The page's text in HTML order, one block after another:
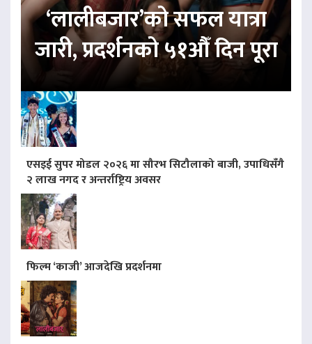
‘लालीबजार’को सफल यात्रा
जारी, प्रदर्शनको ५१औँ दिन पूरा
एसइई सुपर मोडल २०२६ मा सौरभ सिटौलाको बाजी, उपाधिसँगै
२ लाख नगद र अन्तर्राष्ट्रिय अवसर
फिल्म ‘काजी’ आजदेखि प्रदर्शनमा